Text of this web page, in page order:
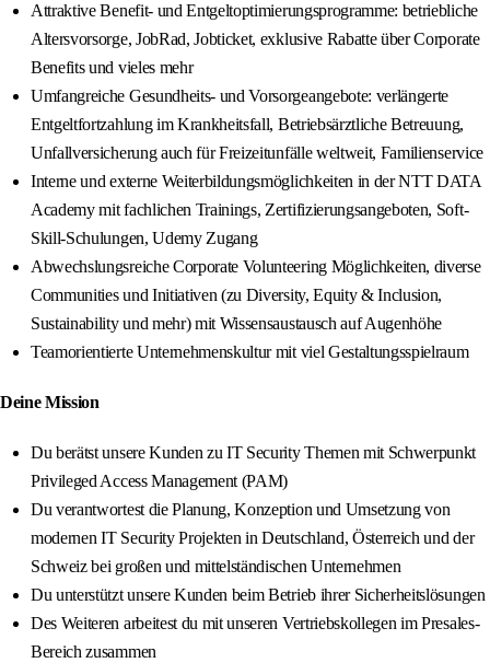
Attraktive Benefit- und Entgeltoptimierungsprogramme: betriebliche
Altersvorsorge, JobRad, Jobticket, exklusive Rabatte über Corporate
Benefits und vieles mehr
Umfangreiche Gesundheits- und Vorsorgeangebote: verlängerte
Entgeltfortzahlung im Krankheitsfall, Betriebsärztliche Betreuung,
Unfallversicherung auch für Freizeitunfälle weltweit, Familienservice
Interne und externe Weiterbildungsmöglichkeiten in der NTT DATA
Academy mit fachlichen Trainings, Zertifizierungsangeboten, Soft-
Skill-Schulungen, Udemy Zugang
Abwechslungsreiche Corporate Volunteering Möglichkeiten, diverse
Communities und Initiativen (zu Diversity, Equity & Inclusion,
Sustainability und mehr) mit Wissensaustausch auf Augenhöhe
Teamorientierte Unternehmenskultur mit viel Gestaltungsspielraum
Deine Mission
Du berätst unsere Kunden zu IT Security Themen mit Schwerpunkt
Privileged Access Management (PAM)
Du verantwortest die Planung, Konzeption und Umsetzung von
modernen IT Security Projekten in Deutschland, Österreich und der
Schweiz bei großen und mittelständischen Unternehmen
Du unterstützt unsere Kunden beim Betrieb ihrer Sicherheitslösungen
Des Weiteren arbeitest du mit unseren Vertriebskollegen im Presales-
Bereich zusammen